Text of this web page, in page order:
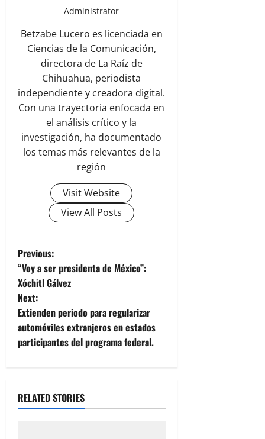
Administrator
Betzabe Lucero es licenciada en
Ciencias de la Comunicación,
directora de La Raíz de
Chihuahua, periodista
independiente y creadora digital.
Con una trayectoria enfocada en
el análisis crítico y la
investigación, ha documentado
los temas más relevantes de la
región
Visit Website
View All Posts
P
o
s
t
n
v
Previous:
“Voy a ser presidenta de México”:
Xóchitl Gálvez
Next:
Extienden periodo para regularizar
automóviles extranjeros en estados
participantes del programa federal.
RELATED STORIES